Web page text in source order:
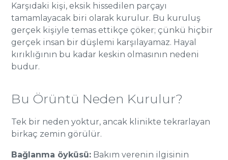
Karşıdaki kişi, eksik hissedilen parçayı
tamamlayacak biri olarak kurulur. Bu kuruluş
gerçek kişiyle temas ettikçe çöker; çünkü hiçbir
gerçek insan bir düşlemi karşılayamaz. Hayal
kırıklığının bu kadar keskin olmasının nedeni
budur.
Bu Örüntü Neden Kurulur?
Tek bir neden yoktur, ancak klinikte tekrarlayan
birkaç zemin görülür.
Bağlanma öyküsü: Bakım verenin ilgisinin